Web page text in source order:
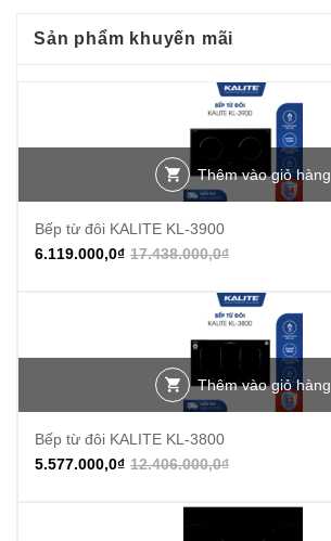
Sản phẩm khuyến mãi
Thêm vào giỏ hàng
Bếp từ đôi KALITE KL-3900
17.438.000,0₫
6.119.000,0₫
Thêm vào giỏ hàng
Bếp từ đôi KALITE KL-3800
12.406.000,0₫
5.577.000,0₫